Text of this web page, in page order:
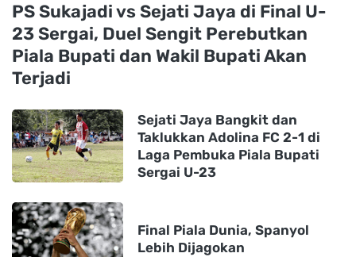
PS Sukajadi vs Sejati Jaya di Final U-
23 Sergai, Duel Sengit Perebutkan
Piala Bupati dan Wakil Bupati Akan
Terjadi
Sejati Jaya Bangkit dan
Taklukkan Adolina FC 2-1 di
Laga Pembuka Piala Bupati
Sergai U-23
Final Piala Dunia, Spanyol
Lebih Dijagokan